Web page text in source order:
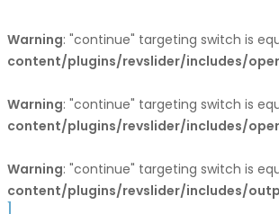
Warning: "continue" targeting switch is
content/plugins/revslider/includes/
Warning: "continue" targeting switch is
content/plugins/revslider/includes/
Warning: "continue" targeting switch is
content/plugins/revslider/includes/